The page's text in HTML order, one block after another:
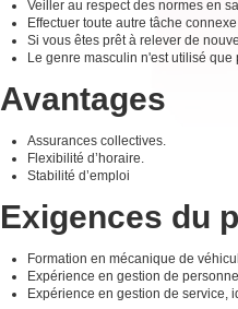
Veiller au respect des normes en
Effectuer toute autre tâche
Si vous êtes prêt à relever de
Le genre masculin n'est utilisé que
Avantages
Assurances collectives.
Flexibilité d’horaire.
Stabilité d’emploi
Exigences du
Formation en mécanique de
Expérience en gestion de
Expérience en gestion de service,